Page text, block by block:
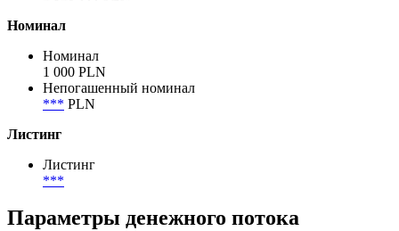
Номинал
Номинал
1 000 PLN
Непогашенный номинал
*** PLN
Листинг
Листинг
***
Параметры денежного потока